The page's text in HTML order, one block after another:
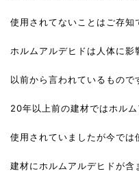
使用されてないことはご存知
ホルムアルデヒドは人体に影
以前から言われているもので
20年以上前の建材ではホル
使用されていましたが今では
建材にホルムアルデヒドが含